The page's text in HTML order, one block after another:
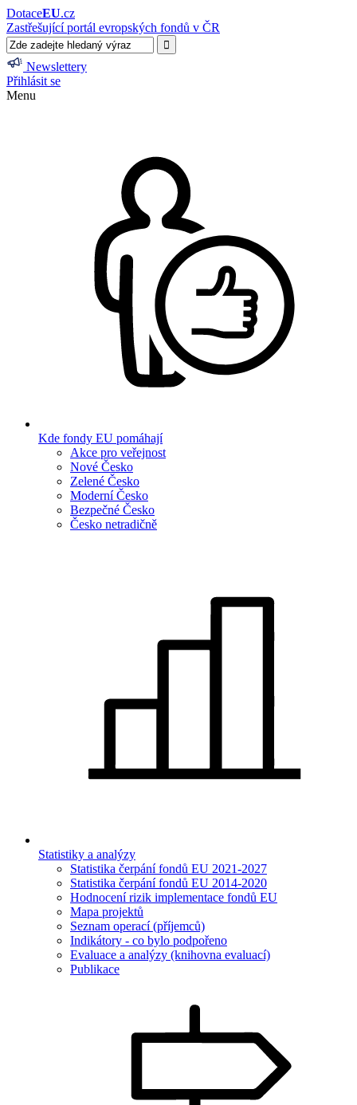
DotaceEU.cz
Zastřešující portál evropských fondů v ČR
Newslettery
Přihlásit se
Menu
Kde fondy EU pomáhají
Akce pro veřejnost
Nové Česko
Zelené Česko
Moderní Česko
Bezpečné Česko
Česko netradičně
Statistiky a analýzy
Statistika čerpání fondů EU 2021-2027
Statistika čerpání fondů EU 2014-2020
Hodnocení rizik implementace fondů EU
Mapa projektů
Seznam operací (příjemců)
Indikátory - co bylo podpořeno
Evaluace a analýzy (knihovna evaluací)
Publikace